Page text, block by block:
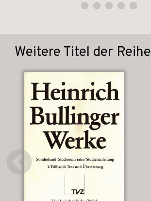
Weitere Titel der Reihe